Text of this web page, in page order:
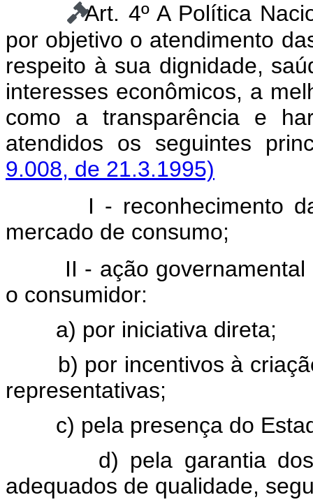
Art. 4º A Política
por objetivo o atendimento
respeito à sua dignidade,
interesses econômicos, a
como a transparência e
atendidos os seguintes
9.008, de 21.3.1995)
I - reconhecimento
mercado de consumo;
II - ação
o consumidor:
a) por iniciativa direta;
b) por incentivos à
representativas;
c) pela presença do
d) pela garantia
adequados de qualidade,